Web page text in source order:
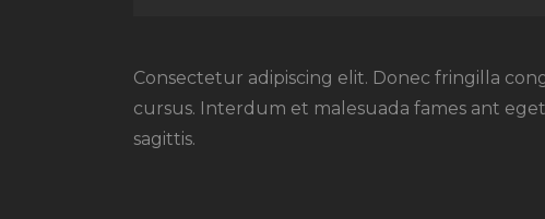
Consectetur adipiscing elit. Donec fringilla
cursus. Interdum et malesuada fames ant
sagittis.